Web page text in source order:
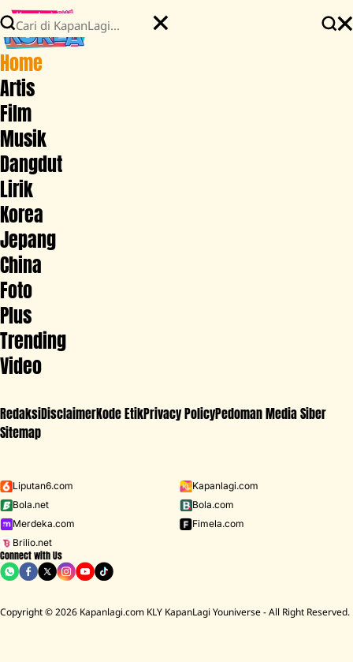
Iklan - Scroll ke bawah untuk melanjutkan
Home
Artis
Film
Musik
Dangdut
Lirik
Korea
Jepang
China
Foto
Plus
Trending
Video
RedaksiDisclaimerKode EtikPrivacy PolicyPedoman Media Siber
Sitemap
Liputan6.com
Kapanlagi.com
Bola.net
Bola.com
Merdeka.com
Fimela.com
Brilio.net
Connect with Us
Copyright © 2026 Kapanlagi.com KLY KapanLagi Youniverse - All Right Reserved.
D ACADEMY 8 Raisa
BREAKING
NEWS
Mendiang Diding Boneng Ambruk Rata Dengan Tanah Cerita